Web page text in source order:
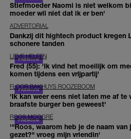
Stiefmoeder Naomi is niet welkom
moeder wil niet dat ik er ben'
ADVERTORIAL
Dankzij dit hightech product kregen
schonere tanden
LIEVE HELEEN
Fred (55): 'Ik vind het moeilijk om
komen tijdens een vrijpartij'
FLOOR BAKHUYS ROOZEBOOM
'Ik kan weer eens niet laten me af te
braafste burger ben geweest'
ROOS MOGGRÉ
'"Roos, waarom heb je de naam
gezet?" vroeg mijn vriendin'